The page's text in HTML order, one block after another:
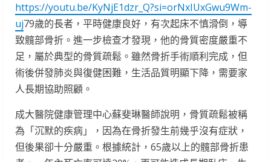
https://youtu.be/KyNjE1dzr_Q?si=orNxIUxGwu9Wm-
uj79歲的長者，平時健康良好，有次起床不慎滑倒，導
致髖部骨折。進一步檢查才發現，他的骨質密度嚴重不
足，屬於典型的骨質疏鬆。雖然骨折手術順利完成，但
術後併發肺炎與復健困難，生活品質明顯下降，需要家
人長期協助照顧。
成大醫院健康管理中心蘇斐琳醫師說明，骨質疏鬆被稱
為「沉默的疾病」，因為在骨折發生前幾乎沒有症狀，
但後果卻十分嚴重。根據統計，65歲以上的髖部骨折患